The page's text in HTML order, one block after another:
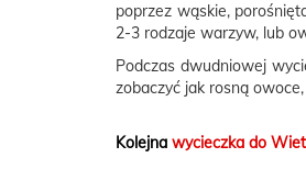
poprzez wąskie,
2-3 rodzaje warzyw, lub
Podczas dwudniowej
zobaczyć jak rosną
Kolejna wycieczka do